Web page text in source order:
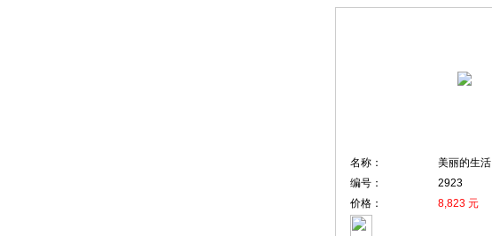
名称：
美丽的生活
编号：
2923
价格：
8,823 元